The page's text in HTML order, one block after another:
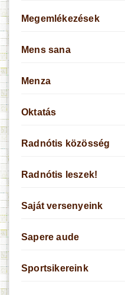
Megemlékezések
Mens sana
Menza
Oktatás
Radnótis közösség
Radnótis leszek!
Saját versenyeink
Sapere aude
Sportsikereink